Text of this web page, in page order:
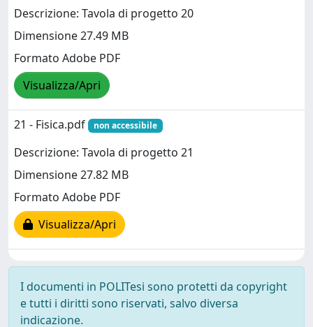
Descrizione: Tavola di progetto 20
Dimensione 27.49 MB
Formato Adobe PDF
Visualizza/Apri
21 - Fisica.pdf non accessibile
Descrizione: Tavola di progetto 21
Dimensione 27.82 MB
Formato Adobe PDF
Visualizza/Apri
I documenti in POLITesi sono protetti da copyright
e tutti i diritti sono riservati, salvo diversa
indicazione.